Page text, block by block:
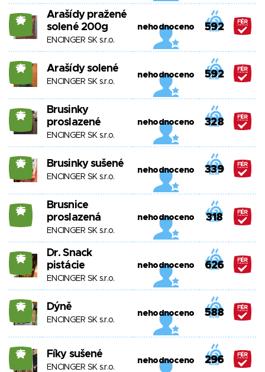
25
Arašídy pražené
solené 200g
ENCINGER SK s.r.o.
nehodnoceno 592
25 Arašídy solené
ENCINGER SK s.r.o.
nehodnoceno 592
25
Brusinky
proslazené
ENCINGER SK s.r.o.
nehodnoceno 328
25 Brusinky sušené
ENCINGER SK s.r.o.
nehodnoceno 339
25
Brusnice
proslazená
ENCINGER SK s.r.o.
nehodnoceno 318
25
Dr. Snack
pistácie
ENCINGER SK s.r.o.
nehodnoceno 626
25 Dýně
ENCINGER SK s.r.o.
nehodnoceno 588
25 Fíky sušené
ENCINGER SK s.r.o.
nehodnoceno 296